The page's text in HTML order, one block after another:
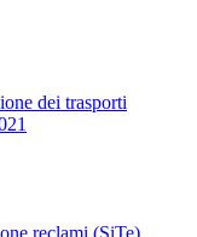
dei trasporti
reclami (SiTe)